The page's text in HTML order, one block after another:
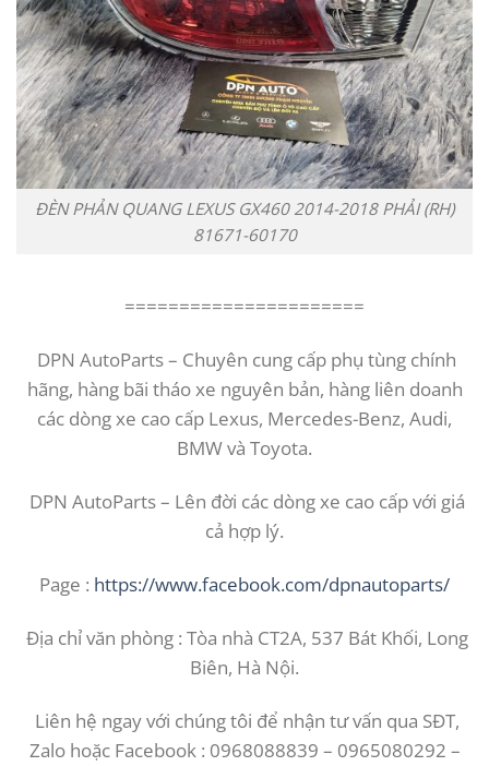
ĐÈN PHẢN QUANG LEXUS GX460 2014-2018 PHẢI (RH)
81671-60170
======================
DPN AutoParts – Chuyên cung cấp phụ tùng chính
hãng, hàng bãi tháo xe nguyên bản, hàng liên doanh
các dòng xe cao cấp Lexus, Mercedes-Benz, Audi,
BMW và Toyota.
DPN AutoParts – Lên đời các dòng xe cao cấp với giá
cả hợp lý.
Page : https://www.facebook.com/dpnautoparts/
Địa chỉ văn phòng : Tòa nhà CT2A, 537 Bát Khối, Long
Biên, Hà Nội.
Liên hệ ngay với chúng tôi để nhận tư vấn qua SĐT,
Zalo hoặc Facebook : 0968088839 – 0965080292 –